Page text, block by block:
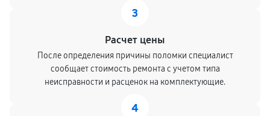
3
Расчет цены
После определения причины поломки специалист
сообщает стоимость ремонта с учетом типа
неисправности и расценок на комплектующие.
4